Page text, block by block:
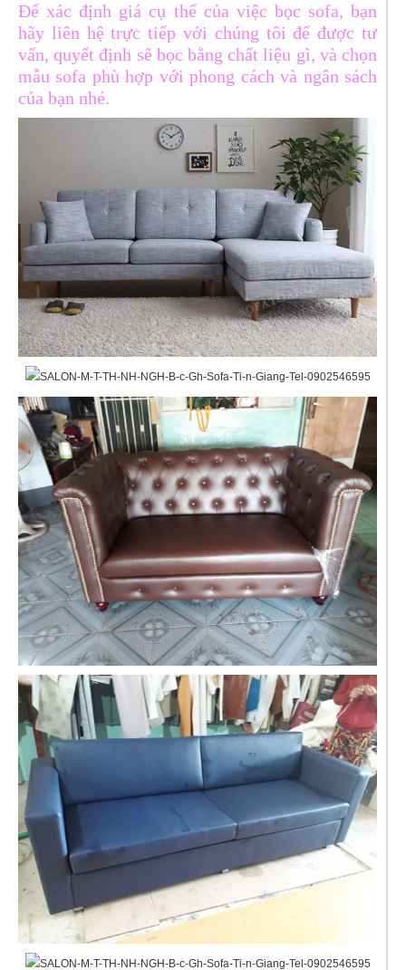
Để xác định giá cụ thể của việc bọc sofa, bạn
hãy liên hệ trực tiếp với chúng tôi để được tư
vấn, quyết định sẽ bọc bằng chất liệu gì, và chọn
mẫu sofa phù hợp với phong cách và ngân sách
của bạn nhé.